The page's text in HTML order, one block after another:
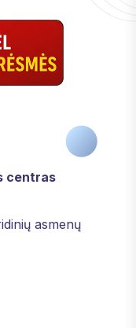
centras
asmenų